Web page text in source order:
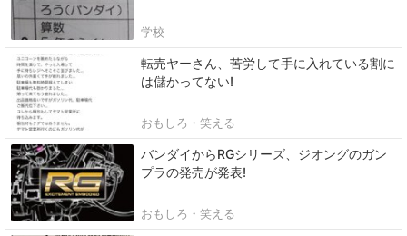
学校
転売ヤーさん、苦労して手に入れている割に
は儲かってない!
おもしろ・笑える
バンダイからRGシリーズ、ジオングのガン
プラの発売が発表!
おもしろ・笑える